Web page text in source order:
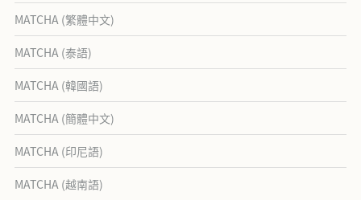
MATCHA (繁體中文)
MATCHA (泰語)
MATCHA (韓國語)
MATCHA (簡體中文)
MATCHA (印尼語)
MATCHA (越南語)